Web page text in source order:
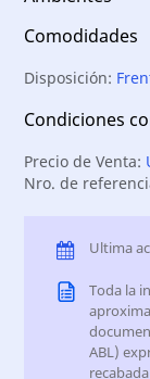
Comodidades
Disposición:
Condiciones
Precio de Venta:
Nro. de
Ultima
Toda la
ABL)